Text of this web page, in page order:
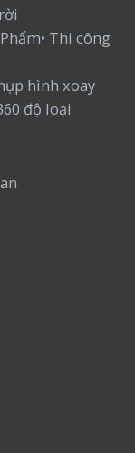
Thi công
hình xoay
độ loại